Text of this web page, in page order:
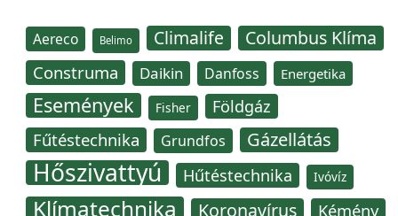
Aereco Belimo Climalife Columbus Klíma
Construma Daikin Danfoss Energetika
Események Fisher Földgáz
Fűtéstechnika Grundfos Gázellátás
Hőszivattyú Hűtéstechnika Ivóvíz
Klímatechnika Koronavírus Kémény